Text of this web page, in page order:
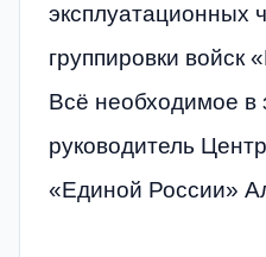
эксплуатационных
группировки войск
Всё необходимое в
руководитель
«Единой России»